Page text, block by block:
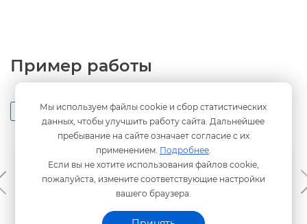
Мы используем файлы cookie и сбор статистических
данных, чтобы улучшить работу сайта. Дальнейшее
пребывание на сайте означает согласие с их
применением. Подробнее.
Если вы не хотите использования файлов cookie,
пожалуйста, измените соответствующие настройки
ашего браузера.
Пример работы
Скриншоты